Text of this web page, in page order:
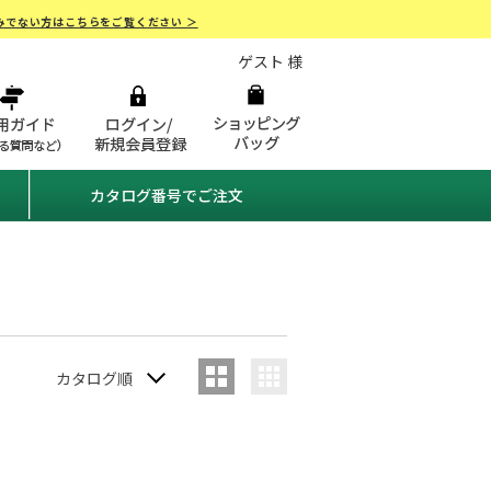
ない方はこちらをご覧ください ＞
ゲスト 様
カタログ番号でご注文
カタログ順